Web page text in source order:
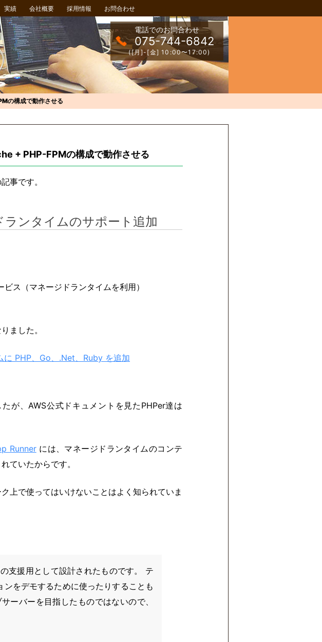
実績 会社概要 採用情報 お問合わせ
電話でのお問合わせ
075-744-6842
([月]-[金] 10:00〜17:00)
の構成で動作させる
+ PHP-FPMの構成で動作させる
事です。
ンタイムのサポート追加
ス（マネージドランタイムを利用）
ました。
PHP、Go、.Net、Ruby を追加
が、AWS公式ドキュメントを見たPHPer達は
Runnerには、マネージドランタイムのコンテ
ていたからです。
上で使ってはいけないことはよく知られていま
支援用として設計されたものです。 テ
をデモするために使ったりすることも
ーバーを目指したものではないので、